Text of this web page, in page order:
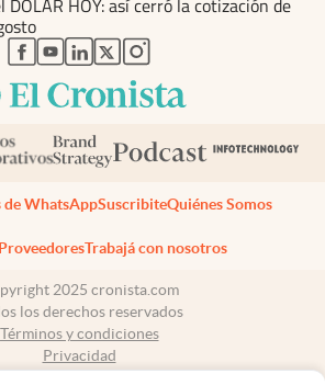
abre en nueva pestaña
abre en nueva pestaña
abre en nueva pestaña
abre en nueva pestaña
abre en nueva pestaña
de WhatsAppSuscribiteQuiénes Somos
Trabajá con nosotros
2025 cronista.com
los derechos reservados
Términos y condiciones
Privacidad